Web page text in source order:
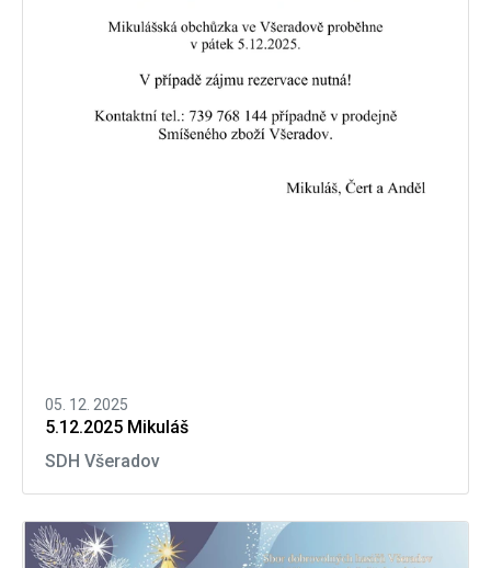
05. 12. 2025
5.12.2025 Mikuláš
SDH Všeradov